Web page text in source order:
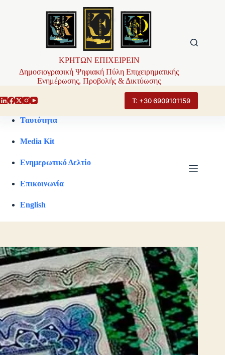
ΚΡΗΤΩΝ ΕΠΙΧΕΙΡΕΙΝ
Δημοσιογραφική Ψηφιακή Πύλη Επιχειρηματικής
Ενημέρωσης, Προβολής & Δικτύωσης
Τ: +30 6909101159
Ταυτότητα
Media Kit
Ενημερωτικό Δελτίο
Επικοινωνία
English